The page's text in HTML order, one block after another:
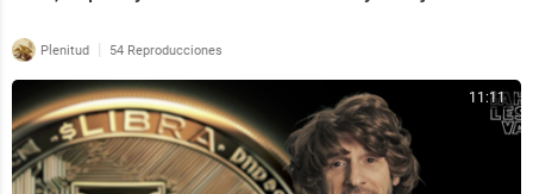
Plenitud | 54 Reproducciones
11:11